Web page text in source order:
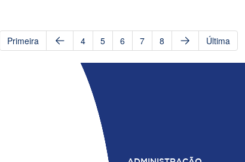
Primeira 4 5 6 7 8 Última